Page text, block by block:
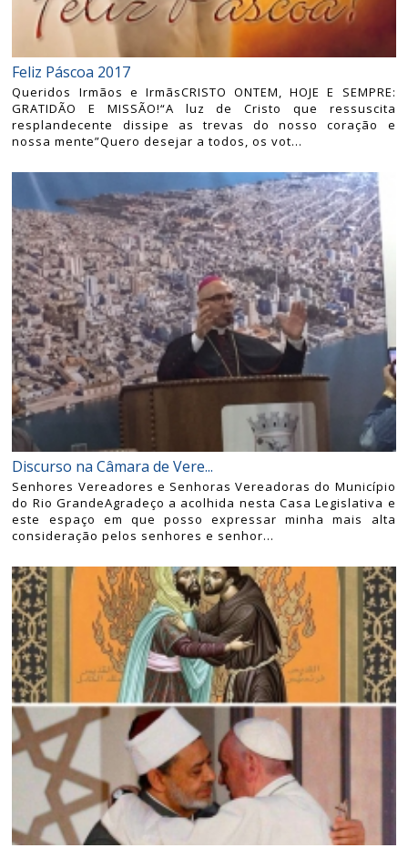
Feliz Páscoa 2017
Queridos Irmãos e IrmãsCRISTO ONTEM, HOJE E SEMPRE:
GRATIDÃO E MISSÃO!“A luz de Cristo que ressuscita
resplandecente dissipe as trevas do nosso coração e
nossa mente”Quero desejar a todos, os vot...
Discurso na Câmara de Vere...
Senhores Vereadores e Senhoras Vereadoras do Município
do Rio GrandeAgradeço a acolhida nesta Casa Legislativa e
este espaço em que posso expressar minha mais alta
consideração pelos senhores e senhor...